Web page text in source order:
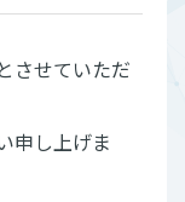
させていただ
申し上げま